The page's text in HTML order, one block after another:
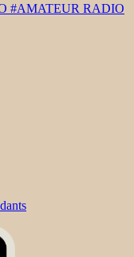
#AMATEUR RADIO